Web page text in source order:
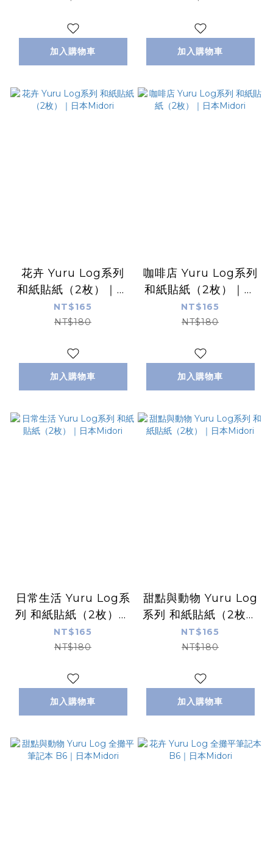
加入購物車 加入購物車
花卉 Yuru Log系列
和紙貼紙（2枚）｜日
本Midori
NT$165
NT$180
加入購物車
咖啡店 Yuru Log系列
和紙貼紙（2枚）｜日
本Midori
NT$165
NT$180
加入購物車
日常生活 Yuru Log系
列 和紙貼紙（2枚）｜
日本Midori
NT$165
NT$180
加入購物車
甜點與動物 Yuru Log
系列 和紙貼紙（2枚）
｜日本Midori
NT$165
NT$180
加入購物車